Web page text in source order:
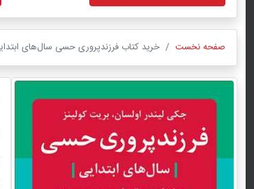
صفحه نخست خرید کتاب فرزندپروری حسی سال‌های